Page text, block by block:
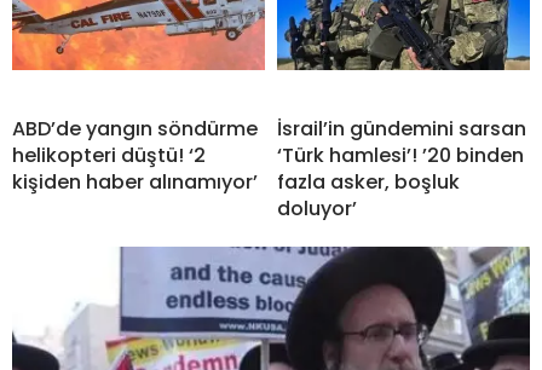
ABD’de yangın söndürme
helikopteri düştü! ‘2
kişiden haber alınamıyor’
İsrail’in gündemini sarsan
‘Türk hamlesi’! ’20 binden
fazla asker, boşluk
doluyor’